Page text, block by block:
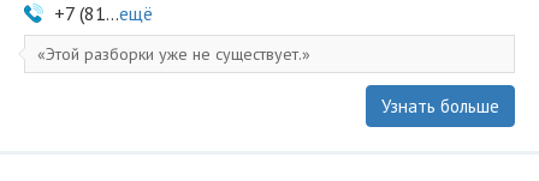
+7 (81...ещё
Этой разборки уже не существует.
Узнать больше